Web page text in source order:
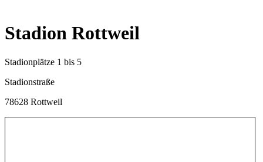
Stadion Rottweil
Stadionplätze 1 bis 5
Stadionstraße
78628 Rottweil